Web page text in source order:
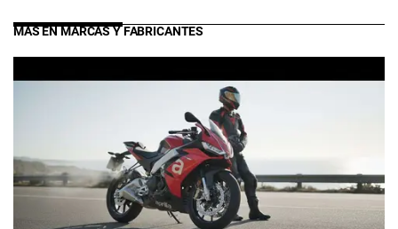
MÁS EN MARCAS Y FABRICANTES